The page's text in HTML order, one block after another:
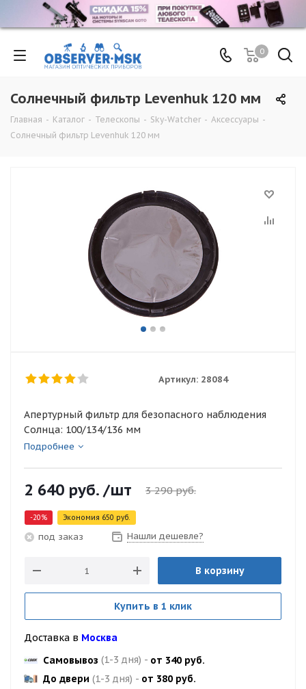
0
Солнечный фильтр Levenhuk 120 мм
Главная - Каталог - Телескопы - Sky-Watcher - Аксессуары -
Солнечный фильтр Levenhuk 120 мм
Артикул: 28084
Апертурный фильтр для безопасного наблюдения
Солнца: 100/134/136 мм
Подробнее
2 640 руб. /шт 3 290руб.
-20% Экономия 650 руб.
под заказ Нашли дешевле?
В корзину
Купить в 1 клик
Доставка в Москва
Самовывоз (1-3 дня) - от 340 руб.
До двери (1-3 дня) - от 380 руб.